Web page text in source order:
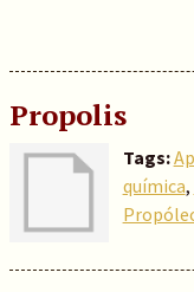
Propolis
Tags:
química,